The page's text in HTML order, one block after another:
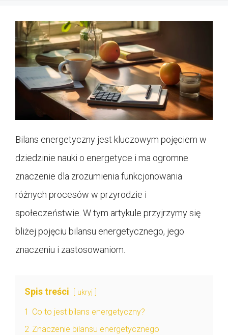
Bilans energetyczny jest kluczowym pojęciem w
dziedzinie nauki o energetyce i ma ogromne
znaczenie dla zrozumienia funkcjonowania
różnych procesów w przyrodzie i
społeczeństwie. W tym artykule przyjrzymy się
bliżej pojęciu bilansu energetycznego, jego
znaczeniu i zastosowaniom.
Spis treści ukryj
1 Co to jest bilans energetyczny?
2 Znaczenie bilansu energetycznego